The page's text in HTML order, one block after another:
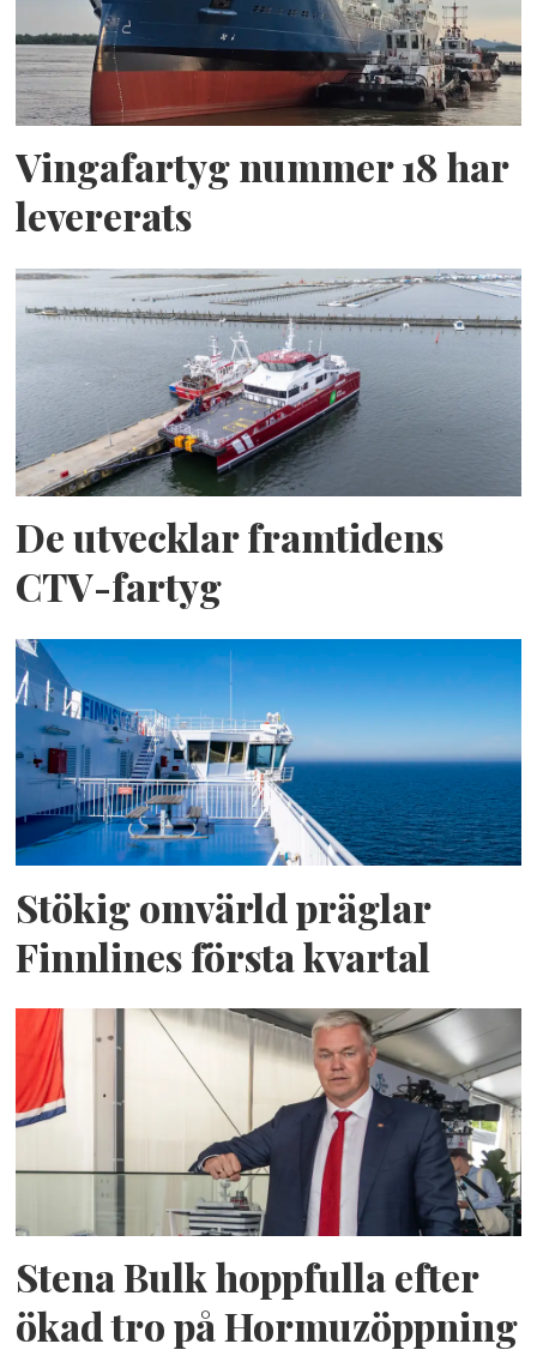
Vingafartyg nummer 18 har
levererats
De utvecklar framtidens
CTV-fartyg
Stökig omvärld präglar
Finnlines första kvartal
Stena Bulk hoppfulla efter
ökad tro på Hormuzöppning